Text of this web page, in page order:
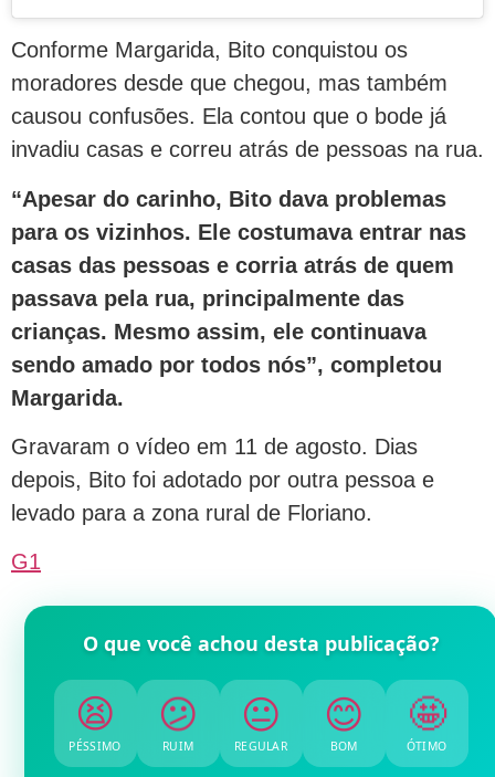
Conforme Margarida, Bito conquistou os
moradores desde que chegou, mas também
causou confusões. Ela contou que o bode já
invadiu casas e correu atrás de pessoas na rua.
“Apesar do carinho, Bito dava problemas
para os vizinhos. Ele costumava entrar nas
casas das pessoas e corria atrás de quem
passava pela rua, principalmente das
crianças. Mesmo assim, ele continuava
sendo amado por todos nós”, completou
Margarida.
Gravaram o vídeo em 11 de agosto. Dias
depois, Bito foi adotado por outra pessoa e
levado para a zona rural de Floriano.
G1
O que você achou desta publicação?
😫
PÉSSIMO
😕
RUIM
😐
REGULAR
😊
BOM
🤩
ÓTIMO